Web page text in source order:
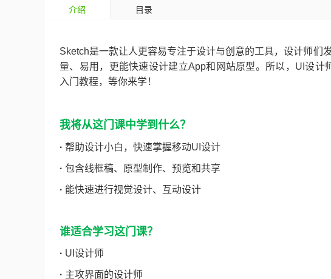
介绍 目录
Sketch是一款让人更容易专注于设计与创意的工具，设计师们
量、易用，更能快速设计建立App和网站原型。所以，UI设
入门教程，等你来学！
我将从这门课中学到什么？
· 帮助设计小白，快速掌握移动UI设计
· 包含线框稿、原型制作、预览和共享
· 能快速进行视觉设计、互动设计
谁适合学习这门课？
· UI设计师
· 主攻界面的设计师